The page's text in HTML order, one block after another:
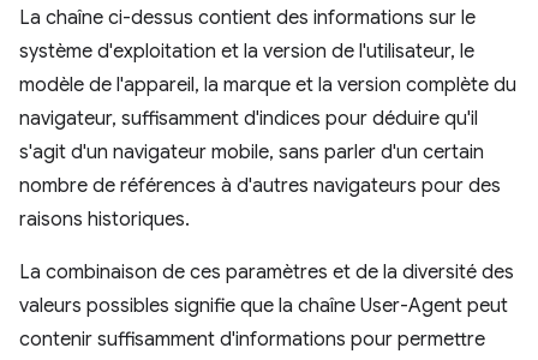
La chaîne ci-dessus contient des informations sur le
système d'exploitation et la version de l'utilisateur, le
modèle de l'appareil, la marque et la version complète du
navigateur, suffisamment d'indices pour déduire qu'il
s'agit d'un navigateur mobile, sans parler d'un certain
nombre de références à d'autres navigateurs pour des
raisons historiques.
La combinaison de ces paramètres et de la diversité des
valeurs possibles signifie que la chaîne User-Agent peut
contenir suffisamment d'informations pour permettre